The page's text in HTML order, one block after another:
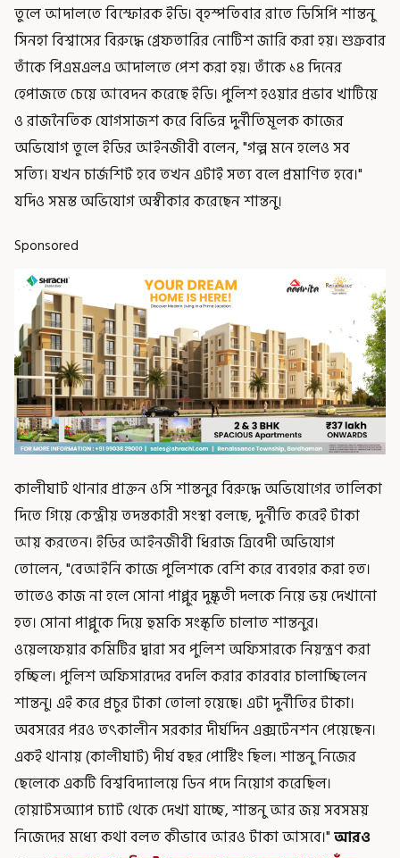
তুলে আদালতে বিস্ফোরক ইডি। বৃহস্পতিবার রাতে ডিসিপি শান্তনু
সিনহা বিশ্বাসের বিরুদ্ধে গ্রেফতারির নোটিশ জারি করা হয়। শুক্রবার
তাঁকে পিএমএলএ আদালতে পেশ করা হয়। তাঁকে ১৪ দিনের
হেপাজতে চেয়ে আবেদন করেছে ইডি। পুলিশ হওয়ার প্রভাব খাটিয়ে
ও রাজনৈতিক যোগসাজশ করে বিভিন্ন দুর্নীতিমূলক কাজের
অভিযোগ তুলে ইডির আইনজীবী বলেন, "গল্প মনে হলেও সব
সত‍্যি। যখন চার্জশিট হবে তখন এটাই সত‍্য বলে প্রমাণিত হবে।"
যদিও সমস্ত অভিযোগ অস্বীকার করেছেন শান্তনু।
Sponsored
কালীঘাট থানার প্রাক্তন ওসি শান্তনুর বিরুদ্ধে অভিযোগের তালিকা
দিতে গিয়ে কেন্দ্রীয় তদন্তকারী সংস্থা বলছে, দুর্নীতি করেই টাকা
আয় করতেন। ইডির আইনজীবী ধিরাজ ত্রিবেদী অভিযোগ
তোলেন, "বেআইনি কাজে পুলিশকে বেশি করে ব্যবহার করা হত।
তাতেও কাজ না হলে সোনা পাপ্পুর দুষ্কৃতী দলকে নিয়ে ভয় দেখানো
হত। সোনা পাপ্পুকে দিয়ে হুমকি সংস্কৃতি চালাত শান্তনুর।
ওয়েলফেয়ার কমিটির দ্বারা সব পুলিশ অফিসারকে নিয়ন্ত্রণ করা
হচ্ছিল। পুলিশ অফিসারদের বদলি করার কারবার চালাচ্ছিলেন
শান্তনু। এই করে প্রচুর টাকা তোলা হয়েছে। এটা দুর্নীতির টাকা।
অবসরের পরও তৎকালীন সরকার দীর্ঘদিন এক্সটেনশন পেয়েছেন।
একই থানায় (কালীঘাট) দীর্ঘ বছর পোস্টিং ছিল। শান্তনু নিজের
ছেলেকে একটি বিশ্ববিদ্যালয়ে ডিন পদে নিয়োগ করেছিল।
হোয়াটসঅ্যাপ চ্যাট থেকে দেখা যাচ্ছে, শান্তনু আর জয় সবসময়
নিজেদের মধ্যে কথা বলত কীভাবে আরও টাকা আসবে।"আরও